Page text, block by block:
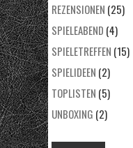
REZENSIONEN (25)
SPIELEABEND (4)
SPIELETREFFEN (15)
SPIELIDEEN (2)
TOPLISTEN (5)
UNBOXING (2)